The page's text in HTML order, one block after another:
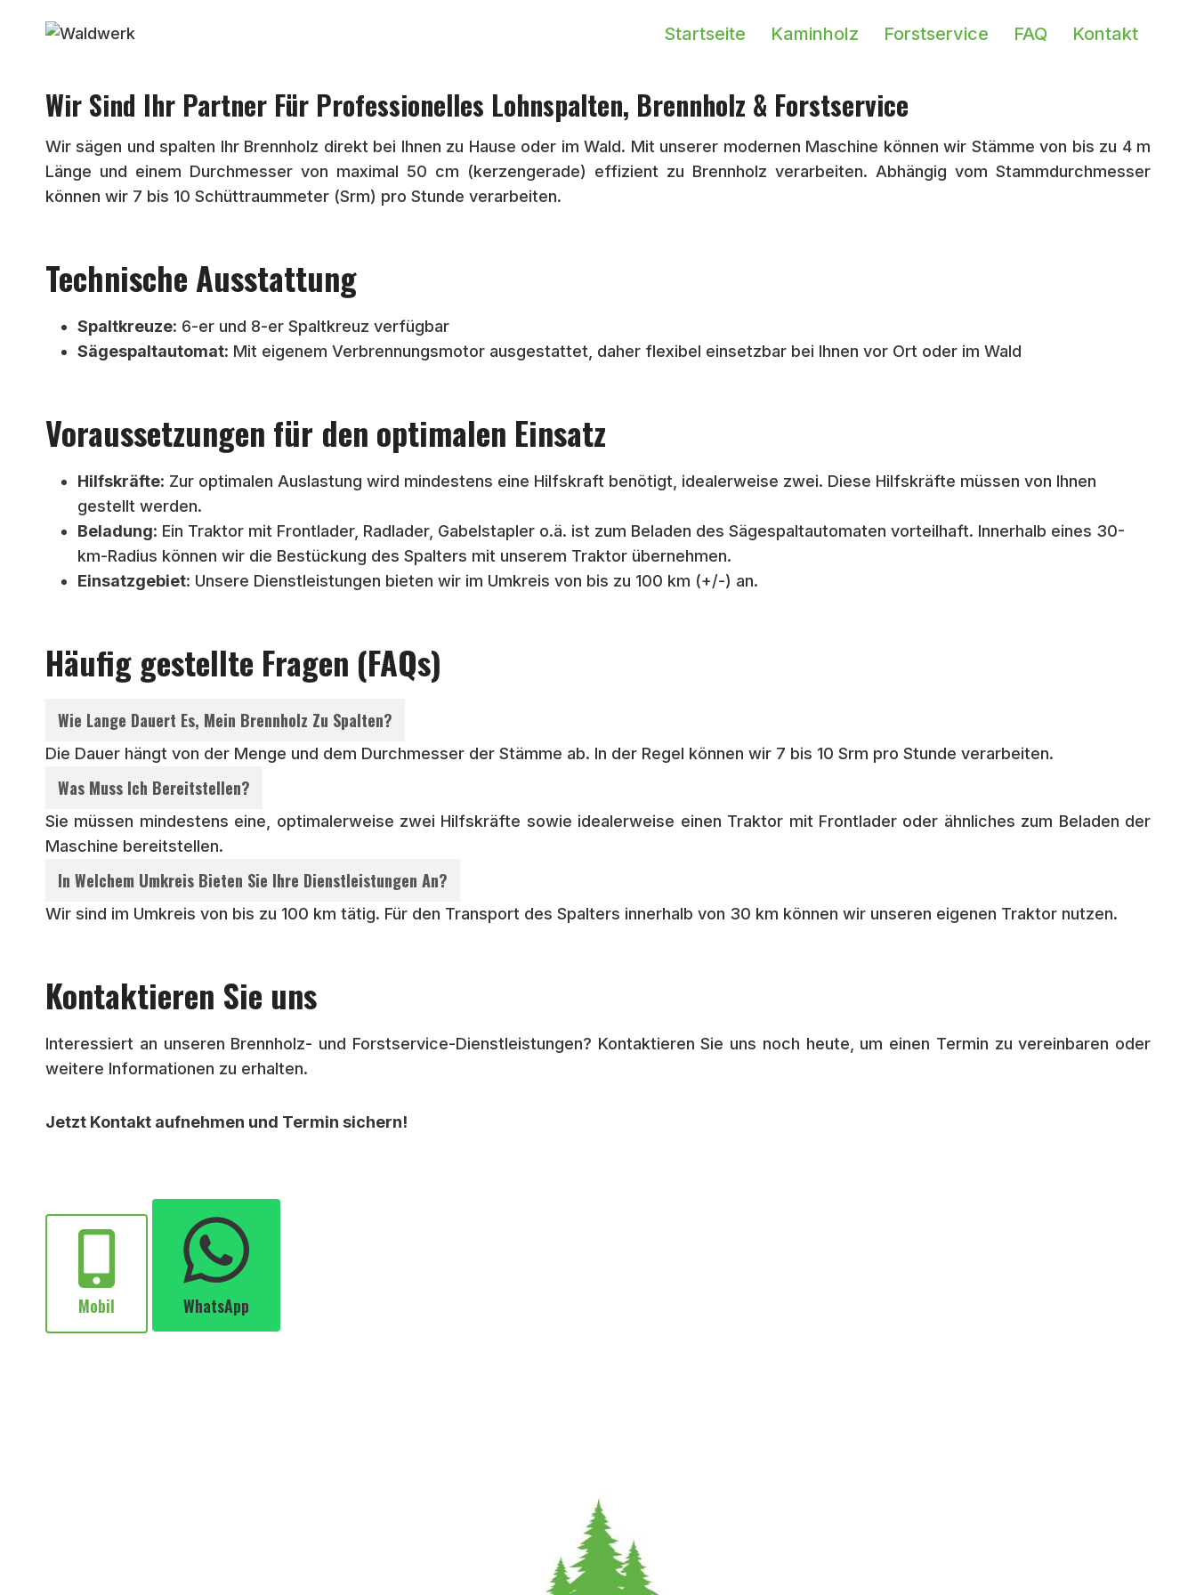
Startseite Kaminholz Forstservice FAQ Kontakt
Wir Sind Ihr Partner Für Professionelles Lohnspalten, Brennholz & Forstservice
Wir sägen und spalten Ihr Brennholz direkt bei Ihnen zu Hause oder im Wald. Mit unserer modernen Maschine können wir Stämme von bis zu 4 m
Länge und einem Durchmesser von maximal 50 cm (kerzengerade) effizient zu Brennholz verarbeiten. Abhängig vom Stammdurchmesser
können wir 7 bis 10 Schüttraummeter (Srm) pro Stunde verarbeiten.
Technische Ausstattung
Spaltkreuze: 6-er und 8-er Spaltkreuz verfügbar
Sägespaltautomat: Mit eigenem Verbrennungsmotor ausgestattet, daher flexibel einsetzbar bei Ihnen vor Ort oder im Wald
Voraussetzungen für den optimalen Einsatz
Hilfskräfte: Zur optimalen Auslastung wird mindestens eine Hilfskraft benötigt, idealerweise zwei. Diese Hilfskräfte müssen von Ihnen
gestellt werden.
Beladung: Ein Traktor mit Frontlader, Radlader, Gabelstapler o.ä. ist zum Beladen des Sägespaltautomaten vorteilhaft. Innerhalb eines 30-
km-Radius können wir die Bestückung des Spalters mit unserem Traktor übernehmen.
Einsatzgebiet: Unsere Dienstleistungen bieten wir im Umkreis von bis zu 100 km (+/-) an.
Häufig gestellte Fragen (FAQs)
Wie Lange Dauert Es, Mein Brennholz Zu Spalten?
Die Dauer hängt von der Menge und dem Durchmesser der Stämme ab. In der Regel können wir 7 bis 10 Srm pro Stunde verarbeiten.
Was Muss Ich Bereitstellen?
Sie müssen mindestens eine, optimalerweise zwei Hilfskräfte sowie idealerweise einen Traktor mit Frontlader oder ähnliches zum Beladen der
Maschine bereitstellen.
In Welchem Umkreis Bieten Sie Ihre Dienstleistungen An?
Wir sind im Umkreis von bis zu 100 km tätig. Für den Transport des Spalters innerhalb von 30 km können wir unseren eigenen Traktor nutzen.
Kontaktieren Sie uns
Interessiert an unseren Brennholz- und Forstservice-Dienstleistungen? Kontaktieren Sie uns noch heute, um einen Termin zu vereinbaren oder
weitere Informationen zu erhalten.
Jetzt Kontakt aufnehmen und Termin sichern!
Mobil WhatsApp